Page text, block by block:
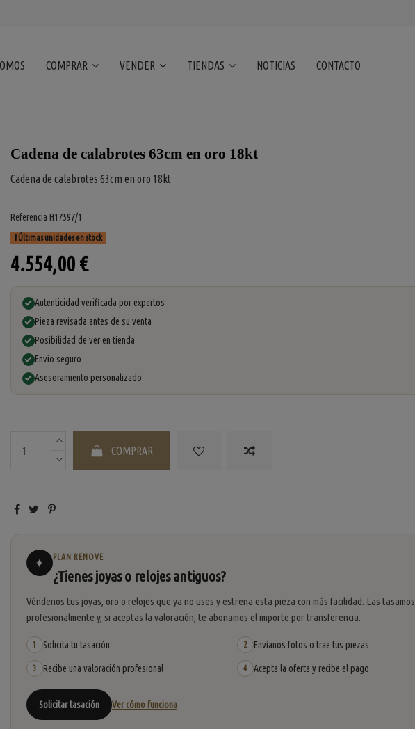
COMPRAR VENDER TIENDAS NOTICIAS CONTACTO
Cadena de calabrotes 63cm en oro 18kt
Cadena de calabrotes 63cm en oro 18kt
Referencia H17597/1
Últimas unidades en stock
4.554,00 €
Autenticidad verificada por expertos
Pieza revisada antes de su venta
Posibilidad de ver en tienda
Envío seguro
Asesoramiento personalizado
COMPRAR
✦ PLAN RENOVE
¿Tienes joyas o relojes antiguos?
Véndenos tus joyas, oro o relojes que ya no uses y estrena esta pieza con más facilidad. Las tasamos
profesionalmente y, si aceptas la valoración, te abonamos el importe por transferencia.
1 Solicita tu tasación 2 Envíanos fotos o trae tus piezas
3 Recibe una valoración profesional 4 Acepta la oferta y recibe el pago
Solicitar tasación Ver cómo funciona